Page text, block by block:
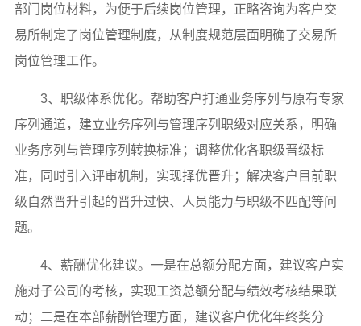
部门岗位材料，为便于后续岗位管理，正略咨询为客户交
易所制定了岗位管理制度，从制度规范层面明确了交易所
岗位管理工作。
3、职级体系优化。帮助客户打通业务序列与原有专家
序列通道，建立业务序列与管理序列职级对应关系，明确
业务序列与管理序列转换标准；调整优化各职级晋级标
准，同时引入评审机制，实现择优晋升；解决客户目前职
级自然晋升引起的晋升过快、人员能力与职级不匹配等问
题。
4、薪酬优化建议。一是在总额分配方面，建议客户实
施对子公司的考核，实现工资总额分配与绩效考核结果联
动；二是在本部薪酬管理方面，建议客户优化年终奖分